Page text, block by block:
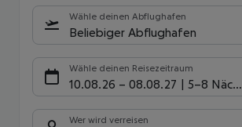
Wähle deinen Abflughafen
Beliebiger Abflughafen
Wähle deinen Reisezeitraum
10.08.26 – 08.08.27 5-8 Nächte
Wer wird verreisen